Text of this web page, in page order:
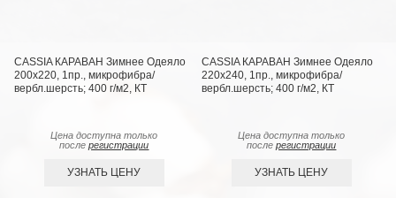
CASSIA КАРАВАН Зимнее Одеяло
200х220, 1пр., микрофибра/
вербл.шерсть; 400 г/м2, КТ
Цена доступна только
послерегистрации
УЗНАТЬ ЦЕНУ
CASSIA КАРАВАН Зимнее Одеяло
220х240, 1пр., микрофибра/
вербл.шерсть; 400 г/м2, КТ
Цена доступна только
послерегистрации
УЗНАТЬ ЦЕНУ